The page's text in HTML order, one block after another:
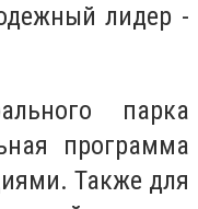
лидер -
парка
программа
Также для